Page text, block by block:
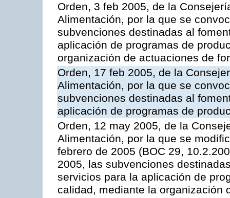
Orden, 3 feb 2005, de la
Alimentación, por la que se
subvenciones destinadas al
aplicación de programas de
organización de actuaciones de
Orden, 17 feb 2005, de la
Alimentación, por la que se
subvenciones destinadas al
aplicación de programas de
Orden, 12 may 2005, de la
Alimentación, por la que se
febrero de 2005 (BOC 29,
2005, las subvenciones
servicios para la aplicación de
calidad, mediante la organización